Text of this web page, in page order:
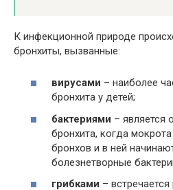
К инфекционной природе
бронхиты, вызванные:
вирусами – наиболее
бронхита у детей;
бактериями – является
бронхита, когда
бронхов и в ней
болезнетворные
грибками –